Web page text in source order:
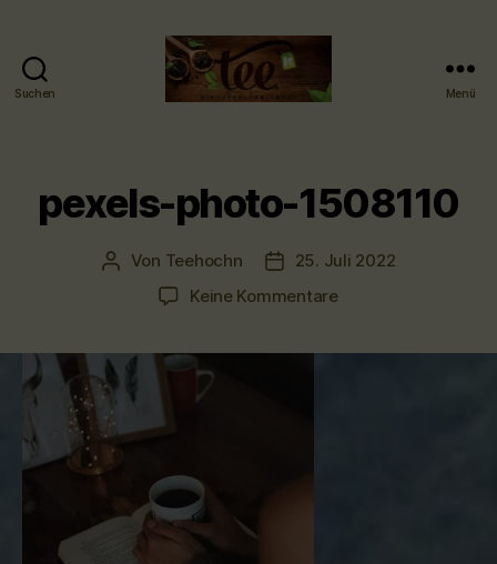
Suchen
-
Teefachgeschäft
Teehaus
Menü
pexels-photo-1508110
Beitragsautor
Von Teehochn Veröffentlichungsdatum
25. Juli 2022
Keine Kommentarezu